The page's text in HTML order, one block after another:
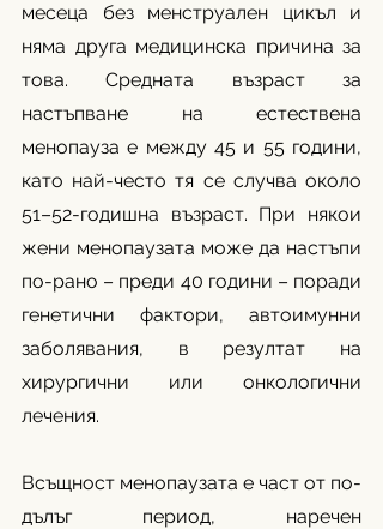
месеца без менструален цикъл и
няма друга медицинска причина за
това. Средната възраст за
настъпване на естествена
менопауза е между 45 и 55 години,
като най-често тя се случва около
51–52-годишна възраст. При някои
жени менопаузата може да настъпи
по-рано – преди 40 години – поради
генетични фактори, автоимунни
заболявания, в резултат на
хирургични или онкологични
лечения.
Всъщност менопаузата е част от по-
дълъг период, наречен